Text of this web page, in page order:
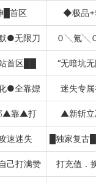
█首区 ◆极品
●无限刀 ０╲氪╲
首区██ “无暗坑
●全靠嫖 迷失专
▲靠▲打 ▲新斩
速迷失
己打满赞 打充值．